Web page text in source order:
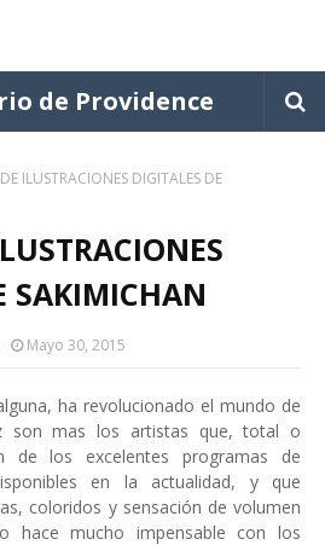
de Providence
ILUSTRACIONES DIGITALES DE
SAKIMICHAN
Mayo 30, 2015
ha revolucionado el mundo de
son mas los artistas que, total o
de los excelentes programas de
en la actualidad, y que
coloridos y sensación de volumen
hace mucho impensable con los